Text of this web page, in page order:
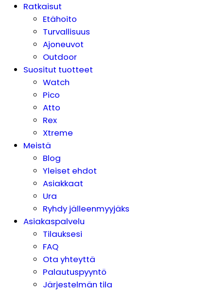
Ratkaisut
Etähoito
Turvallisuus
Ajoneuvot
Outdoor
Suositut tuotteet
Watch
Pico
Atto
Rex
Xtreme
Meistä
Blog
Yleiset ehdot
Asiakkaat
Ura
Ryhdy jälleenmyyjäks
Asiakaspalvelu
Tilauksesi
FAQ
Ota yhteyttä
Palautuspyyntö
Järjestelmän tila